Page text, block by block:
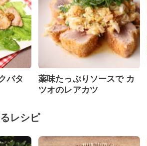
バタ
薬味たっぷりソースで カ
ツオのレアカツ
レシピ